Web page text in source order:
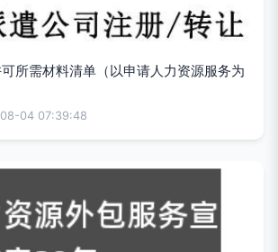
所需材料清单（以申请人力资源服务为
04 07:39:48